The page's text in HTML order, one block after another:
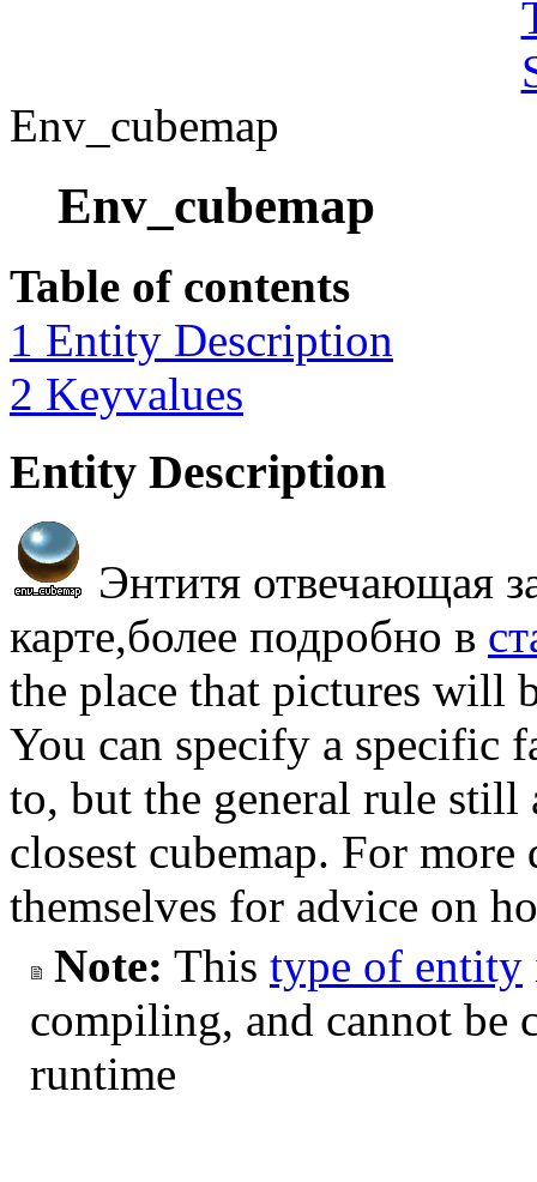
Env_cubemap
Env_cubemap
Table of contents
1 Entity Description
2 Keyvalues
Entity Description
Энтитя отвечающая
карте,более подробно в
the place that pictures will
You can specify a specific
to, but the general rule
closest cubemap. For
themselves for advice on
Note: This type of entity
compiling, and cannot be
runtime